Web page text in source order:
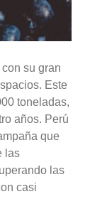
su gran
Este
toneladas,
años. Perú
que
las
las
casi